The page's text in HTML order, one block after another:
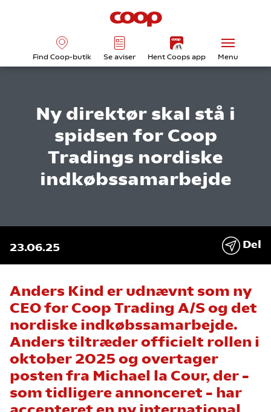
Find Coop-butik Se aviser Hent Coops app Menu
Ny direktør skal stå i
spidsen for Coop
Tradings nordiske
indkøbssamarbejde
23.06.25 Del
Anders Kind er udnævnt som ny
CEO for Coop Trading A/S og det
nordiske indkøbssamarbejde.
Anders tiltræder officielt rollen i
oktober 2025 og overtager
posten fra Michael la Cour, der –
som tidligere annonceret – har